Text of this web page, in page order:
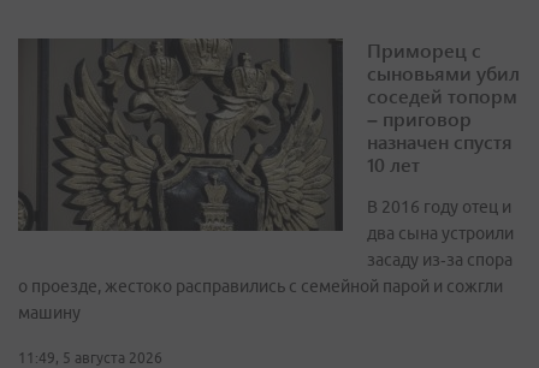
Приморец с
сыновьями убил
соседей топорм
– приговор
назначен спустя
10 лет
В 2016 году отец и
два сына устроили
засаду из‑за спора
о проезде, жестоко расправились с семейной парой и сожгли
машину
11:49, 5 августа 2026